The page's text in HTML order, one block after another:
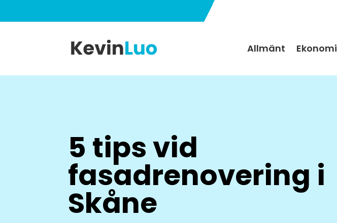
Allmänt Ekonomi
5 tips vid
fasadrenovering i
Skåne